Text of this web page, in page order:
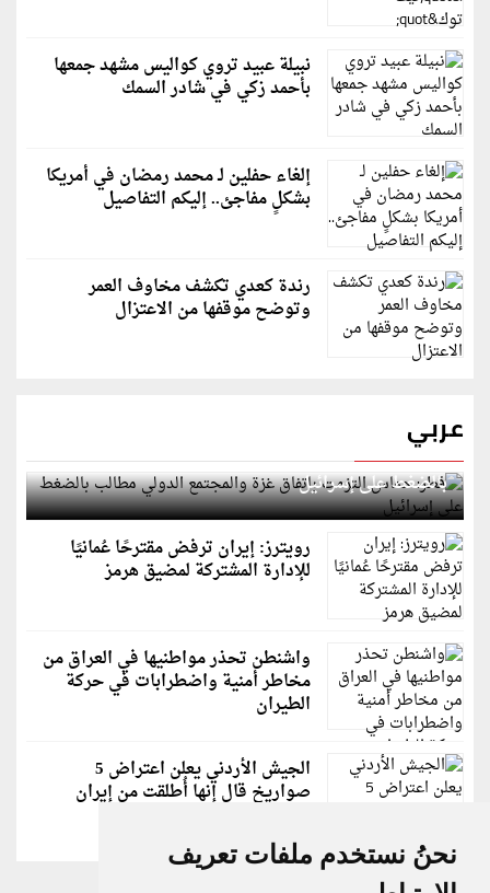
نحنُ نستخدم ملفات تعريف
نبيلة عبيد تروي كواليس مشهد جمعها
بأحمد زكي في شادر السمك
إلغاء حفلين لـ محمد رمضان في أمريكا
بشكلٍ مفاجئ.. إليكم التفاصيل
رندة كعدي تكشف مخاوف العمر
وتوضح موقفها من الاعتزال
عربي
قطر: حماس التزمت باتفاق غزة والمجتمع الدولي مطالب
بالضغط على إسرائيل
رويترز: إيران ترفض مقترحًا عُمانيًا
للإدارة المشتركة لمضيق هرمز
واشنطن تحذر مواطنيها في العراق من
مخاطر أمنية واضطرابات في حركة
الطيران
الجيش الأردني يعلن اعتراض 5
صواريخ قال إنها أُطلقت من إيران